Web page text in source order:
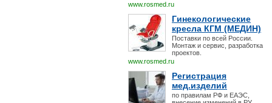
www.rosmed.ru
Гинекологические
кресла КГМ (МЕДИН)
Поставки по всей России.
Монтаж и сервис, разработка
проектов.
www.rosmed.ru
Регистрация
мед.изделий
по правилам РФ и ЕАЭС,